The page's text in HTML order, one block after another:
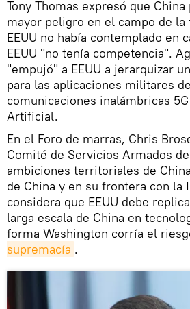
Tony Thomas expresó que
mayor peligro en el campo de la
EEUU no había contemplado en
EEUU "no tenía competencia".
"empujó" a EEUU a jerarquizar
para las aplicaciones militares
comunicaciones inalámbricas
Artificial.
En el Foro de marras, Chris
Comité de Servicios Armados
ambiciones territoriales de
de China y en su frontera con la
considera que EEUU debe
larga escala de China en
forma Washington corría el
supremacía .